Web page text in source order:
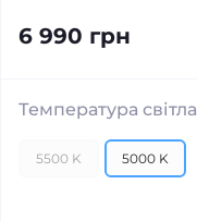
6 990 грн
Температура світла
5500 K 5000 K